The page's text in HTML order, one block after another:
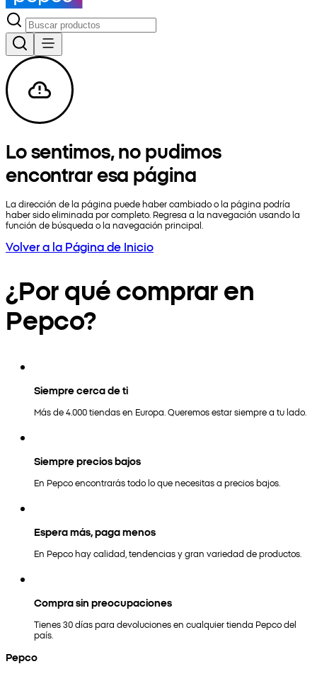
Lo sentimos, no pudimos
encontrar esa página
La dirección de la página puede haber cambiado o la página podría
haber sido eliminada por completo. Regresa a la navegación usando la
función de búsqueda o la navegación principal.
Volver a la Página de Inicio
¿Por qué comprar en
Pepco?
Siempre cerca de ti
Más de 4.000 tiendas en Europa. Queremos estar siempre a tu lado.
Siempre precios bajos
En Pepco encontrarás todo lo que necesitas a precios bajos.
Espera más, paga menos
En Pepco hay calidad, tendencias y gran variedad de productos.
Compra sin preocupaciones
Tienes 30 días para devoluciones en cualquier tienda Pepco del
país.
Pepco